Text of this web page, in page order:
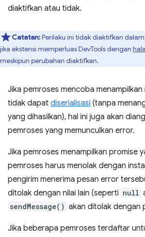
diaktifkan atau tidak.
Catatan:Perilaku ini tidak diaktifkan
jika ekstensi memperluas DevTools dengan
meskipun perubahan diaktifkan.
Jika pemroses mencoba
tidak dapat diserialisasi (tanpa
yang dihasilkan), hal ini juga akan
pemroses yang memunculkan error.
Jika pemroses menampilkan promise
pemroses harus menolak dengan
pengirim menerima pesan error
ditolak dengan nilai lain (seperti null
sendMessage() akan ditolak dengan
Jika beberapa pemroses terdaftar